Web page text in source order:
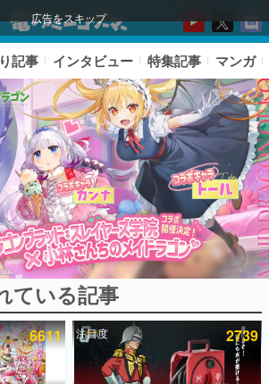
広告をスキップ
ップ
ている記事ランキング
記事 インタビュー 特集記事 マンガ
ている記事
6611 注目度 2739